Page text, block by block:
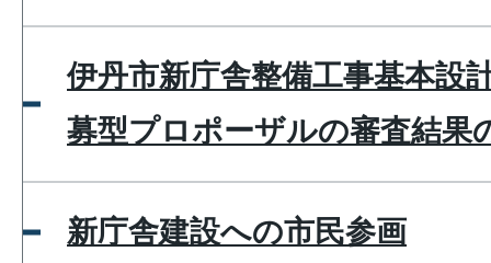
伊丹市新庁舎整備工事基本設
募型プロポーザルの審査結果
新庁舎建設への市民参画